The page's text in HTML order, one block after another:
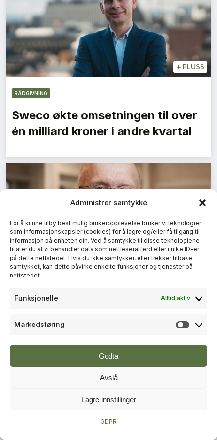
Administrer samtykke
For å kunne tilby best mulig brukeropplevelse bruker vi teknologier
som informasjonskapsler (cookies) for å lagre og/eller få tilgang til
informasjon på enheten din. Ved å samtykke til disse teknologiene
tillater du at vi behandler data som nettleseratferd eller unike ID-er
på dette nettstedet. Hvis du ikke samtykker, eller trekker tilbake
samtykket, kan dette påvirke enkelte funksjoner og tjenester på
nettstedet.
Funksjonelle Alltid aktiv
Markedsføring
Godta
Avslå
Lagre innstillinger
GDPR
+ PLUSS
RÅDGIVNING
Sweco økte omsetningen til over
én milliard kroner i andre kvartal
+ PLUSS
TRE
limtreproduksjon